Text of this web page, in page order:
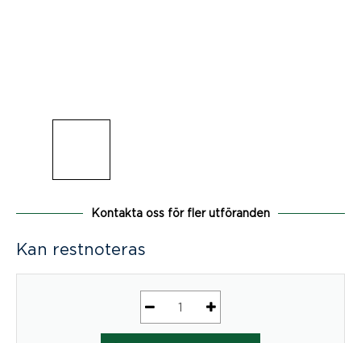
Kontakta oss för fler utföranden
Kan restnoteras
Cushion
rectangle